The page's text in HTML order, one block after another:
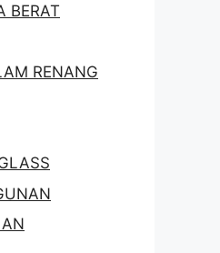
BERAT
RENANG